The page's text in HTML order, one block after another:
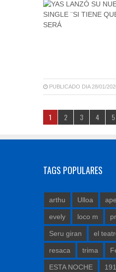
PUBLICADO DIA 28/01/
1 2 3 4 5
TAGS POPULARES
arthu Ulloa
evely loco m
Seru giran el
resaca trima
ESTA NOCHE